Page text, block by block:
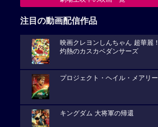
注目の動画配信作品
映画クレヨンしんちゃん 超華麗！
灼熱のカスカベダンサーズ
プロジェクト・ヘイル・メアリー
キングダム 大将軍の帰還